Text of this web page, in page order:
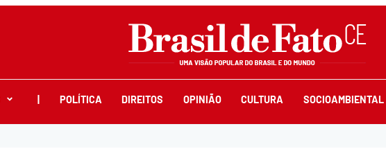
POLÍTICA DIREITOS OPINIÃO CULTURA SOCIOAMBIENTAL